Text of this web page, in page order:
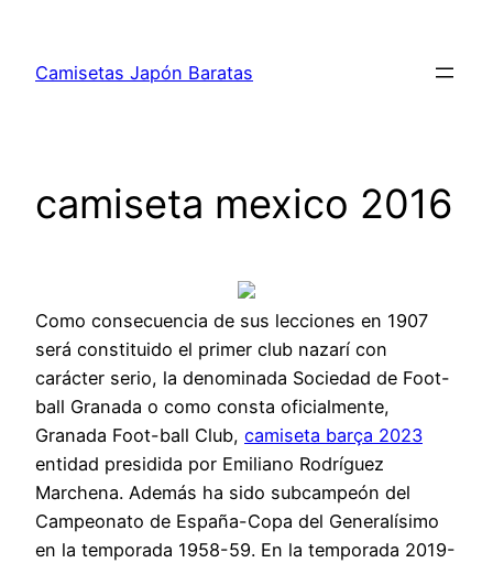
contenido
Camisetas Japón Baratas
camiseta mexico 2016
Como consecuencia de sus lecciones en 1907
será constituido el primer club nazarí con
carácter serio, la denominada Sociedad de Foot-
ball Granada o como consta oficialmente,
Granada Foot-ball Club, camiseta barça 2023
entidad presidida por Emiliano Rodríguez
Marchena. Además ha sido subcampeón del
Campeonato de España-Copa del Generalísimo
en la temporada 1958-59. En la temporada 2019-